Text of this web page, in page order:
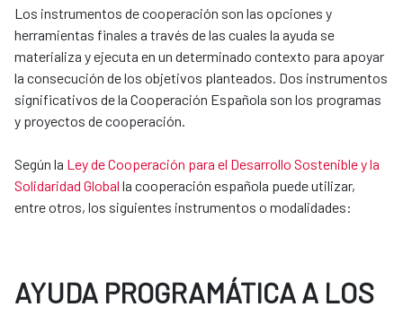
Los instrumentos de cooperación son las opciones y
herramientas finales a través de las cuales la ayuda se
materializa y ejecuta en un determinado contexto para apoyar
la consecución de los objetivos planteados. Dos instrumentos
significativos de la Cooperación Española son los programas
y proyectos de cooperación.
Según la Ley de Cooperación para el Desarrollo Sostenible y la
Solidaridad Global la cooperación española puede utilizar,
entre otros, los siguientes instrumentos o modalidades:
AYUDA PROGRAMÁTICA A LOS